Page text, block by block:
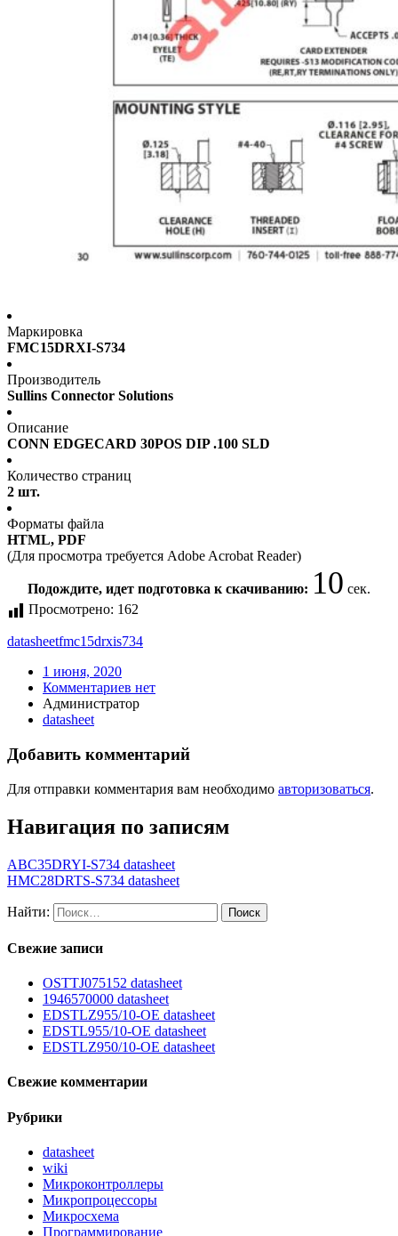
Маркировка
FMC15DRXI-S734
Производитель
Sullins Connector Solutions
Описание
CONN EDGECARD 30POS DIP .100 SLD
Количество страниц
2 шт.
Форматы файла
HTML, PDF
(Для просмотра требуется Adobe Acrobat Reader)
Подождите, идет подготовка к скачиванию: 10 сек.
Просмотрено: 162
datasheetfmc15drxis734
1 июня, 2020
Комментариев нет
Администратор
datasheet
Добавить комментарий
Для отправки комментария вам необходимо авторизоваться.
Навигация по записям
ABC35DRYI-S734 datasheet
HMC28DRTS-S734 datasheet
Найти:
Свежие записи
OSTTJ075152 datasheet
1946570000 datasheet
EDSTLZ955/10-OE datasheet
EDSTL955/10-OE datasheet
EDSTLZ950/10-OE datasheet
Свежие комментарии
Рубрики
datasheet
wiki
Микроконтроллеры
Микропроцессоры
Микросхема
Программирование